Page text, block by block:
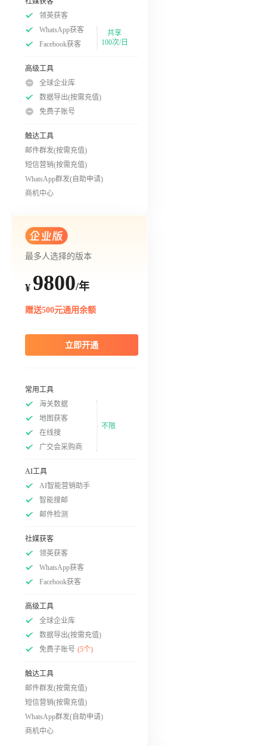
领英获客
WhatsApp获客
Facebook获客
共享
100次/日
高级工具
全球企业库
数据导出(按需充值)
免费子账号
触达工具
邮件群发(按需充值)
短信营销(按需充值)
WhatsApp群发(自助申请)
商机中心
最多人选择的版本
¥ 9800/年
赠送500元通用余额
立即开通
常用工具
海关数据
地图获客
在线搜
广交会采购商
不限
AI工具
AI智能营销助手
智能搜邮
邮件检测
社媒获客
领英获客
WhatsApp获客
Facebook获客
高级工具
全球企业库
数据导出(按需充值)
免费子账号 (5个)
触达工具
邮件群发(按需充值)
短信营销(按需充值)
WhatsApp群发(自助申请)
商机中心